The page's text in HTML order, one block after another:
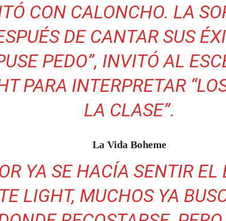
CON CALONCHO. LA
DE CANTAR SUS
PEDO”, INVITÓ AL
PARA INTERPRETAR
LA CLASE”.
La Vida Boheme
YA SE HACÍA SENTIR EL
LIGHT, MUCHOS YA